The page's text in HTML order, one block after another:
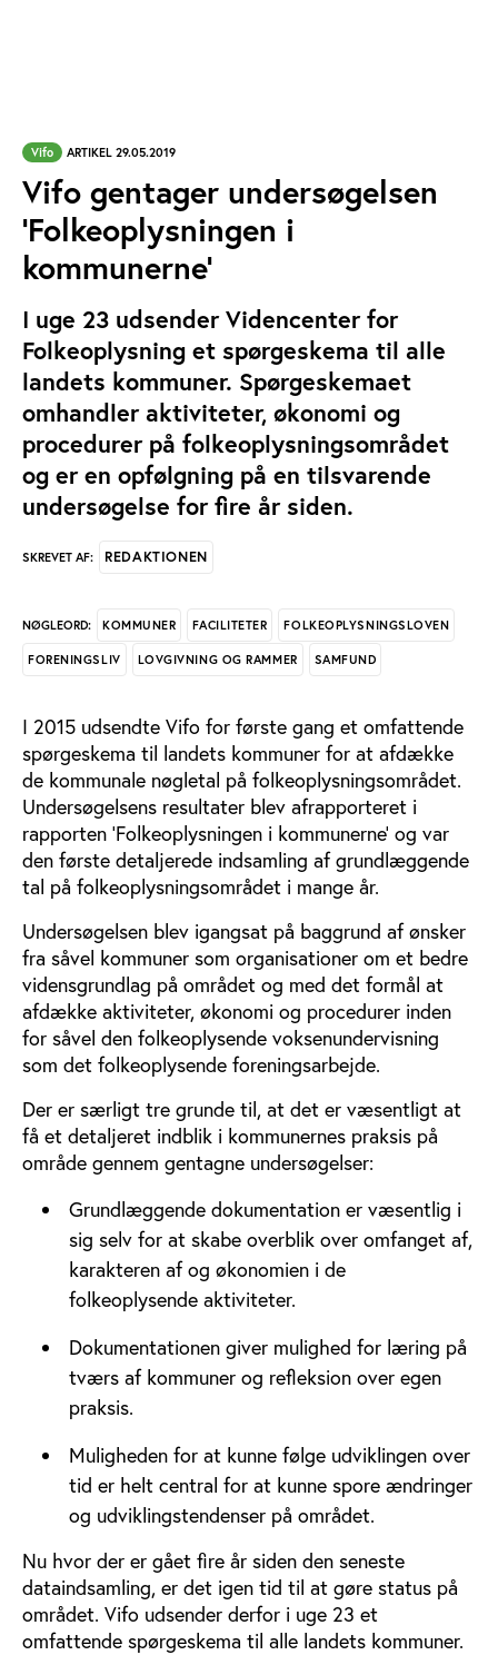
Vifo ARTIKEL 29.05.2019
Vifo gentager undersøgelsen
’Folkeoplysningen i
kommunerne’
I uge 23 udsender Videncenter for
Folkeoplysning et spørgeskema til alle
landets kommuner. Spørgeskemaet
omhandler aktiviteter, økonomi og
procedurer på folkeoplysningsområdet
og er en opfølgning på en tilsvarende
undersøgelse for fire år siden.
SKREVET AF: REDAKTIONEN
NØGLEORD: KOMMUNER FACILITETER FOLKEOPLYSNINGSLOVEN
FORENINGSLIV LOVGIVNING OG RAMMER SAMFUND
I 2015 udsendte Vifo for første gang et omfattende
spørgeskema til landets kommuner for at afdække
de kommunale nøgletal på folkeoplysningsområdet.
Undersøgelsens resultater blev afrapporteret i
rapporten ’Folkeoplysningen i kommunerne’ og var
den første detaljerede indsamling af grundlæggende
tal på folkeoplysningsområdet i mange år.
Undersøgelsen blev igangsat på baggrund af ønsker
fra såvel kommuner som organisationer om et bedre
vidensgrundlag på området og med det formål at
afdække aktiviteter, økonomi og procedurer inden
for såvel den folkeoplysende voksenundervisning
som det folkeoplysende foreningsarbejde.
Der er særligt tre grunde til, at det er væsentligt at
få et detaljeret indblik i kommunernes praksis på
område gennem gentagne undersøgelser:
Grundlæggende dokumentation er væsentlig i
sig selv for at skabe overblik over omfanget af,
karakteren af og økonomien i de
folkeoplysende aktiviteter.
Dokumentationen giver mulighed for læring på
tværs af kommuner og refleksion over egen
praksis.
Muligheden for at kunne følge udviklingen over
tid er helt central for at kunne spore ændringer
og udviklingstendenser på området.
Nu hvor der er gået fire år siden den seneste
dataindsamling, er det igen tid til at gøre status på
området. Vifo udsender derfor i uge 23 et
omfattende spørgeskema til alle landets kommuner.